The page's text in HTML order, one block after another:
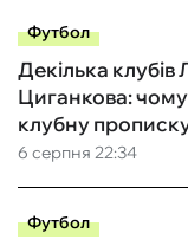
Футбол
6 серпня 22:34
Декілька клубів
Циганкова:
клубну
Футбол